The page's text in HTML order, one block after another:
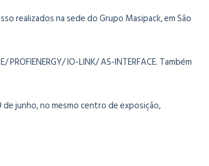
realizados na sede do Grupo Masipack, em São
IO-LINK/ AS-INTERFACE. Também
de junho, no mesmo centro de exposição,